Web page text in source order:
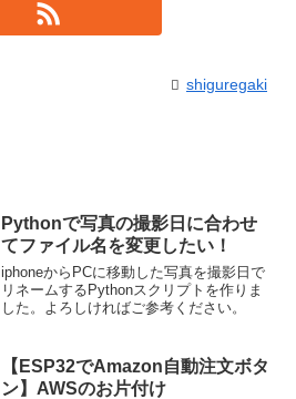
shiguregaki
Pythonで写真の撮影日に合わせ
てファイル名を変更したい！
iphoneからPCに移動した写真を撮影日で
リネームするPythonスクリプトを作りま
した。よろしければご参考ください。
【ESP32でAmazon自動注文ボタ
ン】AWSのお片付け